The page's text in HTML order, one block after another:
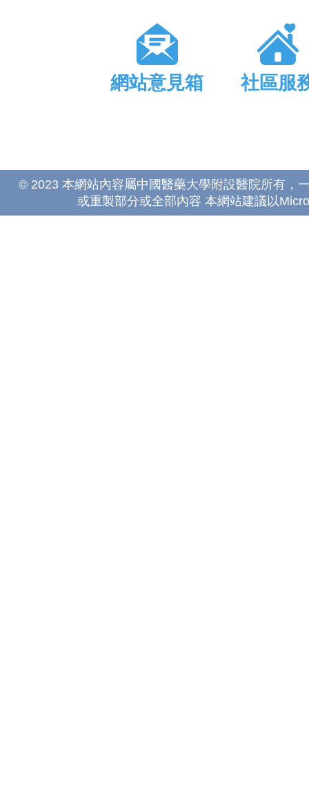
網站意見箱 社區服
© 2023 本網站內容屬中國醫藥大學附設醫院所有，
或重製部分或全部內容 本網站建議以